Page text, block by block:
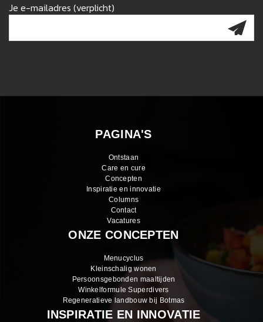
Je e-mailadres (verplicht)
PAGINA'S
Ontstaan
Care en cure
Concepten
Inspiratie en innovatie
Columns
Contact
Vacatures
ONZE CONCEPTEN
Menucyclus
Kleinschalig wonen
Persoonsgebonden maaltijden
Winkelformule Superdivers
Regeneratieve landbouw bij Botmas
INSPIRATIE EN INNOVATIE